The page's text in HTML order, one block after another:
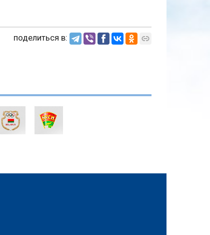
поделиться в: